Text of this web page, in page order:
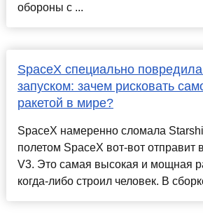
обороны с ...
SpaceX специально
запуском: зачем рисковать
ракетой в мире?
SpaceX намеренно сломала
полетом SpaceX вот-вот отправит
V3. Это самая высокая и мощная
когда-либо строил человек. В